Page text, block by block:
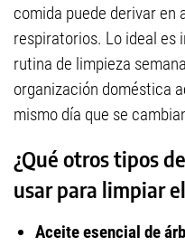
comida puede derivar en
respiratorios. Lo ideal es
rutina de limpieza
organización doméstica
mismo día que se
¿Qué otros tipos
usar para limpiar
Aceite esencial de